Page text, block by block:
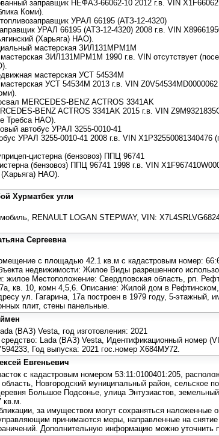
заправщик НЕФАЗ-66062-10 2012 г.в. VIN
Коми).
УРАЛ 66195 (АТЗ-12-4320)
УРАЛ 66195 (АТЗ-12-4320) 2008 г.в. VIN
(Харьяга) НАО).
мастерская ЗИЛ131МРМ1М
ЗИЛ131МРМ1М 1990 г.в. VIN отсутствует
мастерская УСТ 54534М
УСТ 54534М 2013 г.в. VIN Z0V54534MD0000062
MERCEDES-BENZ ACTROS 3341AK
BENZ ACTROS 3341AK 2015 г.в. VIN
Требса НАО).
автобус УРАЛ 3255-0010-41
УРАЛ 3255-0010-41 2008 г.в. VIN X1P32550081340476
цистерна (бензовоз) ППЦ 96741
(бензовоз) ППЦ 96741 1998 г.в. VIN
НАО).
Хурматбек угли
RENAULT LOGAN STEPWAY, VIN:
Сергеевна
с площадью 42.1 кв.м с кадастровым номер:
недвижимости: Жилое Виды разрешенного
жилое Местоположение: Свердловская область, рп.
кв. 10, комн 4,5,6. Описание: Жилой дом в
ул. Гагарина, 17а построен в 1979 году, 5-этажный,
плит, стены панельные.
(ВАЗ) Vesta, год изготовления: 2021
средство: Lada (ВАЗ) Vesta, Идентификационный номер
Год выпуска: 2021 гос.номер Х684МУ72.
Евгеньевич
с кадастровым номером 53:11:0100401:205,
область, Новгородский муниципальный район, сельское
Большое Подсонье, улица Энтузиастов, земельный
за имуществом могут сохраняться наложенные
принимаются меры, направленные на
Дополнительную информацию можно уточнить